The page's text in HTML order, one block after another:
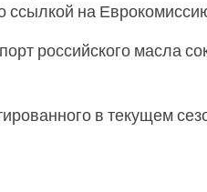
ссылкой на
российского масла
в текущем